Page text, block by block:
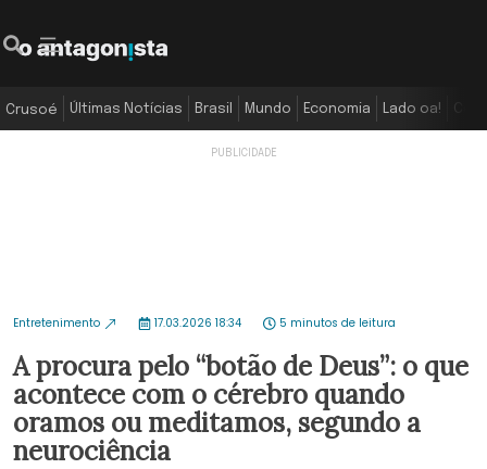
Crusoé Últimas Notícias Brasil Mundo Economia Lado oa!
Entretenimento 17.03.2026 18:34 5 minutos de leitura
A procura pelo “botão de Deus”: o que
acontece com o cérebro quando
oramos ou meditamos, segundo a
neurociência